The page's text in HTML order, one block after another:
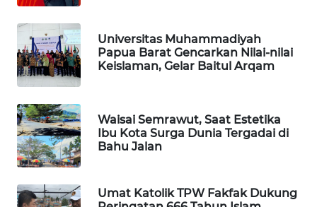
Universitas Muhammadiyah
Papua Barat Gencarkan Nilai-nilai
Keislaman, Gelar Baitul Arqam
Waisai Semrawut, Saat Estetika
Ibu Kota Surga Dunia Tergadai di
Bahu Jalan
Umat Katolik TPW Fakfak Dukung
PLN
WATCH
MKLI
LPKKI
LKKI
KOPEKLIN